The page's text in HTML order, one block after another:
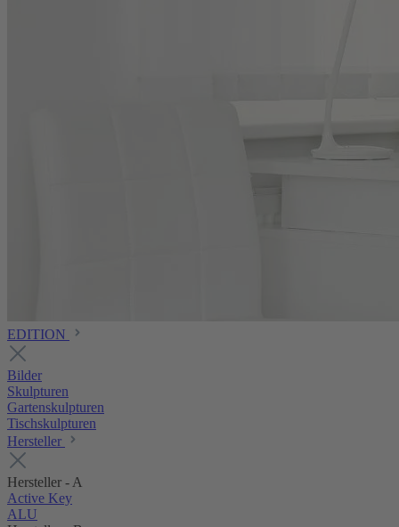
EDITION
Bilder
Skulpturen
Gartenskulpturen
Tischskulpturen
Hersteller
Hersteller - A
Active Key
ALU